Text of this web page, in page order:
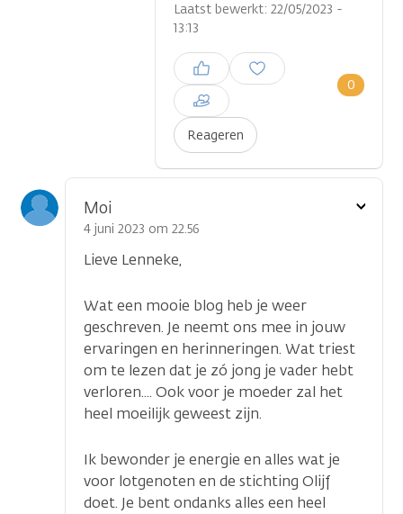
Laatst bewerkt: 22/05/2023 -
13:13
Reageren
0
Inloggen om een reactie te
plaatsen
Moi
4 juni 2023 om 22.56
Lieve Lenneke,
Wat een mooie blog heb je weer
geschreven. Je neemt ons mee in jouw
ervaringen en herinneringen. Wat triest
om te lezen dat je zó jong je vader hebt
verloren.... Ook voor je moeder zal het
heel moeilijk geweest zijn.
Ik bewonder je energie en alles wat je
voor lotgenoten en de stichting Olijf
doet. Je bent ondanks alles een heel
Toon